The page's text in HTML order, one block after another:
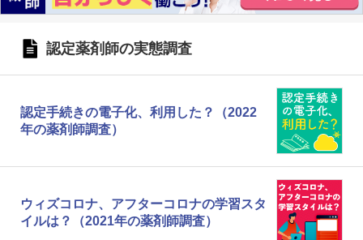
認定薬剤師の実態調査
認定手続きの電子化、利用した？（2022
年の薬剤師調査）
ウィズコロナ、アフターコロナの学習スタ
イルは？（2021年の薬剤師調査）